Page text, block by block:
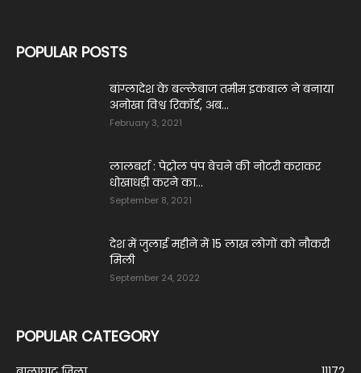
POPULAR POSTS
बांग्लादेश के बल्लेबाज तमीम इकबाल ने बनाया
अनोखा विश्व रिकॉर्ड, अब...
February 3, 2021
लालबर्रा : पेट्रोल पंप बेचने की नोटरी कराकर
धोखाधड़ी करने का...
September 8, 2021
देश में जुलाई महीने में 15 लाख लोगों को नौक‎री
‎मिली
September 24, 2022
POPULAR CATEGORY